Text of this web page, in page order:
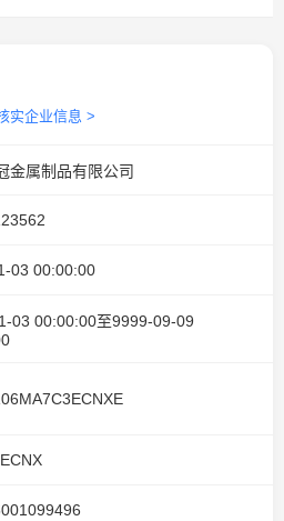
实企业信息 >
金属制品有限公司
03 00:00:00
03 00:00:00至9999-09-09